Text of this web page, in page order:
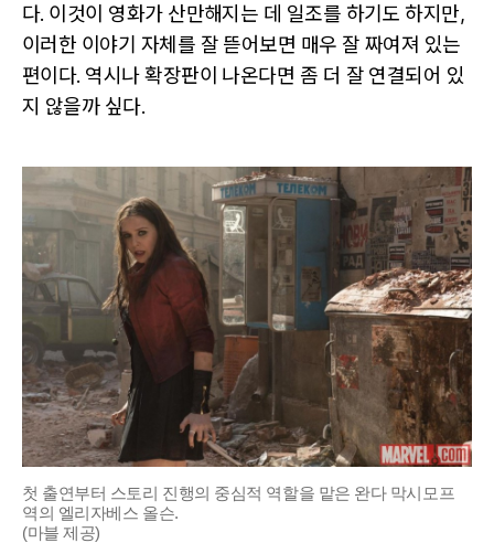
다. 이것이 영화가 산만해지는 데 일조를 하기도 하지만,
이러한 이야기 자체를 잘 뜯어보면 매우 잘 짜여져 있는
편이다. 역시나 확장판이 나온다면 좀 더 잘 연결되어 있
지 않을까 싶다.
첫 출연부터 스토리 진행의 중심적 역할을 맡은 완다 막시모프
역의 엘리자베스 올슨.
(마블 제공)